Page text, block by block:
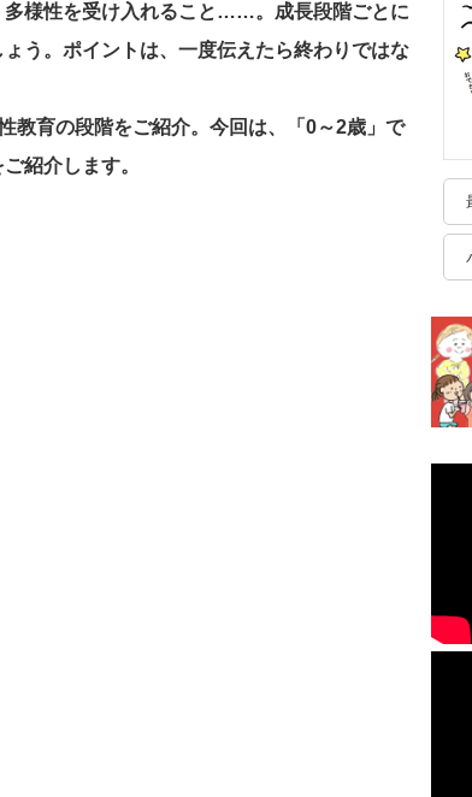
多様性を受け入れること……。成長段階ごとに
う。ポイントは、一度伝えたら終わりではな
教育の段階をご紹介。今回は、「0～2歳」で
紹介します。